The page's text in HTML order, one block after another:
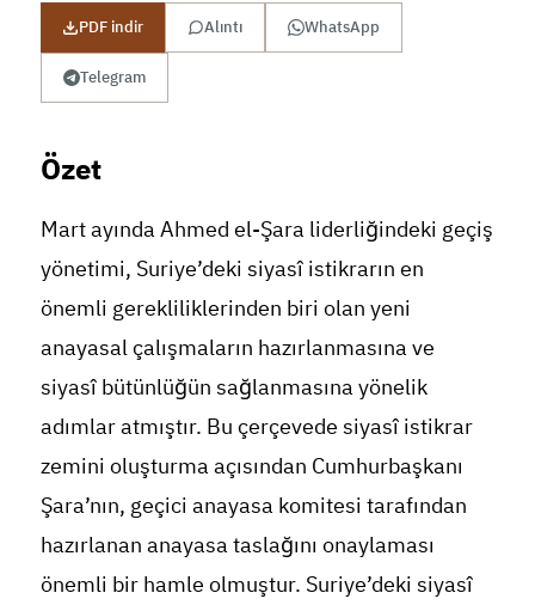
PDF indir Alıntı WhatsApp
Telegram
Özet
Mart ayında Ahmed el-Şara liderliğindeki geçiş
yönetimi, Suriye’deki siyasî istikrarın en
önemli gerekliliklerinden biri olan yeni
anayasal çalışmaların hazırlanmasına ve
siyasî bütünlüğün sağlanmasına yönelik
adımlar atmıştır. Bu çerçevede siyasî istikrar
zemini oluşturma açısından Cumhurbaşkanı
Şara’nın, geçici anayasa komitesi tarafından
hazırlanan anayasa taslağını onaylaması
önemli bir hamle olmuştur. Suriye’deki siyasî